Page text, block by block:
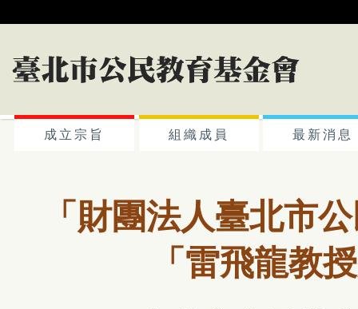
成立宗旨 組織成員 最新消息
「財團法人臺北市
「雷飛龍教